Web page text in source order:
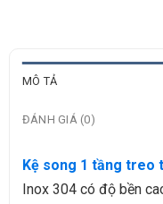
MÔ TẢ
ĐÁNH GIÁ (0)
Kệ song 1 tầng treo
Inox 304 có độ bền